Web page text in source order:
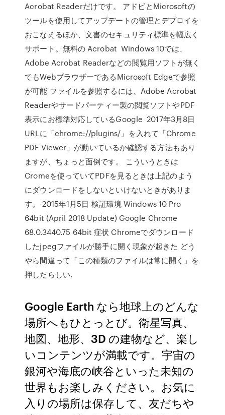
Acrobat Readerだけです。 アドビとMicrosoftの
ツールを使用してアップデートの管理とデプロイを
おこなえるほか、文書のセキュリティ標準を幅広く
サポート。無料の Acrobat Windows 10では、
Adobe Acrobat Readerなどの閲覧用ソフトが無く
てもWebブラウザーであるMicrosoft Edgeで参照
が可能 ファイルを参照するには、Adobe Acrobat
Readerやサードパーティー製の閲覧ソフトやPDF
表示にお標準対応しているGoogle 2017年3月8日
URLに「chrome://plugins/」を入れて「Chrome
PDF Viewer」が動いているか確認する方法もあり
ますが、ちょっと面倒です。 こういうときは
Cromeを使っていてPDFを見るときは上記のよう
にダウンロードをしないといけないときがありま
す。 2015年1月5日 検証環境 Windows 10 Pro
64bit (April 2018 Update) Google Chrome
68.0.3440.75 64bit 症状 Chromeでダウンロード
したjpegファイルが勝手に開く現象が起きた どう
やら間違って「この種類のファイルは常に開く」を
押したらしい.
Google Earth なら地球上のどんな
場所へもひとっとび。衛星写真、
地図、地形、3D の建物など、楽し
いコンテンツが満載です。宇宙の
銀河や海底の峡谷といった未知の
世界もお楽しみください。お気に
入りの場所は保存して、友だちや